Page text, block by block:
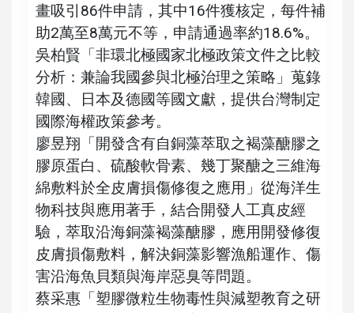
畫吸引86件申請，其中16件獲核定，每件補
助2萬至8萬元不等，申請通過率約18.6%。
吳柏賢「非環北極國家北極政策文件之比較
分析：兼論我國參與北極治理之策略」蒐錄
韓國、日本及德國等國文獻，提供台灣制定
國際海權政策參考。
廖昱翔「開發含有自銅藻萃取之褐藻醣膠之
膠原蛋白、硫酸軟骨素、幾丁聚醣之三維海
綿敷料於全皮膚損傷修復之應用」從海洋生
物科技與應用著手，結合開發人工真皮經
驗，萃取沿海銅藻褐藻醣膠，應用開發修復
皮膚損傷敷料，解決銅藻影響漁船運作、傷
害沿海魚貝類與海岸惡臭等問題。
蔡采惠「塑膠微粒生物毒性與減塑教育之研